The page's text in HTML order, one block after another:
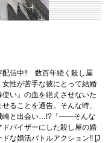
信中‼ 数百年続く殺し屋
女性が苦手な彼にとって結婚
い』の血を絶えさせないた
ることを通告。そんな時、
崎と出会い…!?「――そんな
バイザーにした殺し屋の婚
な婚活バトルアクション!! [J